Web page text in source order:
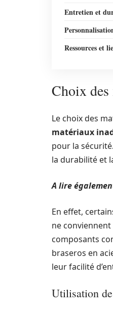
Entretien et
Ressources et
Choix
Le choix des
matériaux
pour la
la durabilité et
A lire
En effet,
ne
composants
braseros en
leur facilité
Utilisation